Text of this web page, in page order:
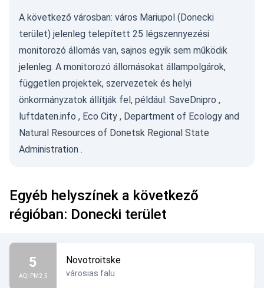
A következő városban: város Mariupol (Donecki
terület) jelenleg telepített 25 légszennyezési
monitorozó állomás van, sajnos egyik sem működik
jelenleg. A monitorozó állomásokat állampolgárok,
független projektek, szervezetek és helyi
önkormányzatok állítják fel, például: SaveDnipro ,
luftdaten.info , Eco City , Department of Ecology and
Natural Resources of Donetsk Regional State
Administration .
Egyéb helyszínek a következő
régióban: Donecki terület
5
AQI PM2.5
Novotroitske
városias falu